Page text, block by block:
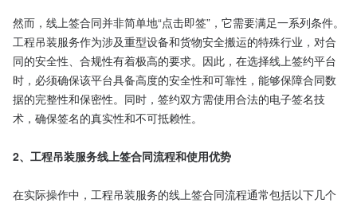
然而，线上签合同并非简单地“点击即签”，它需要满足一系列条件。
工程吊装服务作为涉及重型设备和货物安全搬运的特殊行业，对合
同的安全性、合规性有着极高的要求。因此，在选择线上签约平台
时，必须确保该平台具备高度的安全性和可靠性，能够保障合同数
据的完整性和保密性。同时，签约双方需使用合法的电子签名技
术，确保签名的真实性和不可抵赖性。
2、工程吊装服务线上签合同流程和使用优势
在实际操作中，工程吊装服务的线上签合同流程通常包括以下几个